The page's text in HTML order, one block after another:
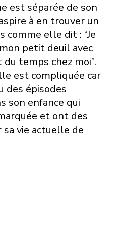
est séparée de son
à en trouver un
comme elle dit : “Je
petit deuil avec
temps chez moi”.
est compliquée car
des épisodes
son enfance qui
et ont des
sa vie actuelle de